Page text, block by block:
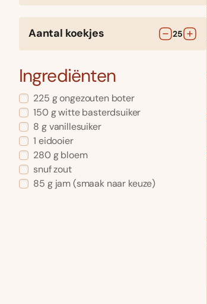
Aantal koekjes 25
Ingrediënten
225 gongezouten boter
150 gwitte basterdsuiker
8 g vanillesuiker
1 eidooier
280 g bloem
snuf zout
85 g jam(smaak naar keuze)